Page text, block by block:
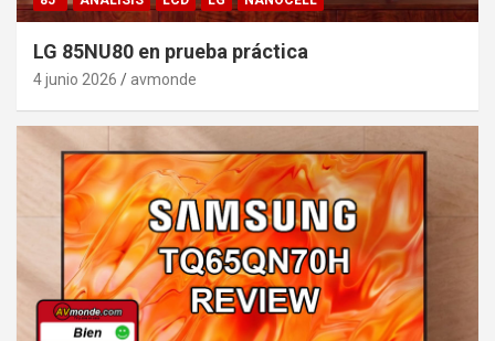
LG 85NU80 en prueba práctica
4 junio 2026 avmonde